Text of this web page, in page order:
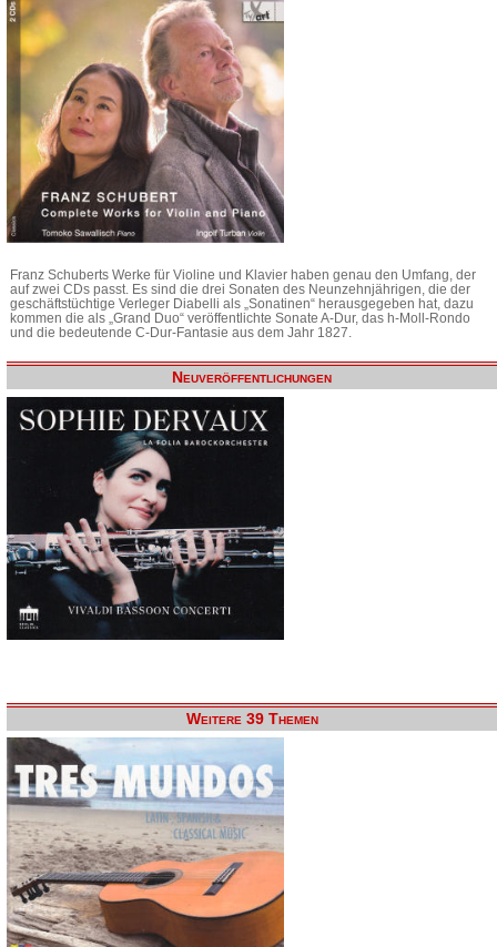
Franz Schuberts Werke für Violine und Klavier haben genau den Umfang, der
auf zwei CDs passt. Es sind die drei Sonaten des Neunzehnjährigen, die der
geschäftstüchtige Verleger Diabelli als „Sonatinen“ herausgegeben hat, dazu
kommen die als „Grand Duo“ veröffentlichte Sonate A-Dur, das h-Moll-Rondo
und die bedeutende C-Dur-Fantasie aus dem Jahr 1827.
Neuveröffentlichungen
Weitere 39 Themen